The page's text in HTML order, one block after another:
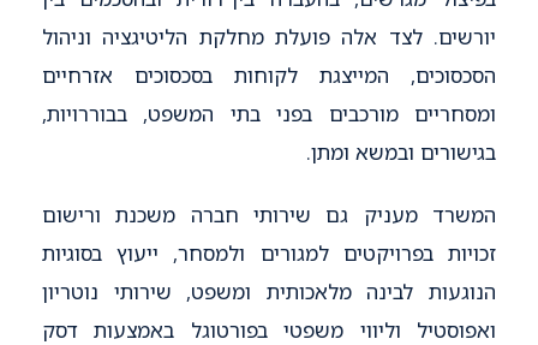
יורשים. לצד אלה פועלת מחלקת הליטיגציה וניהול
הסכסוכים, המייצגת לקוחות בסכסוכים אזרחיים
ומסחריים מורכבים בפני בתי המשפט, בבוררויות,
בגישורים ובמשא ומתן.
המשרד מעניק גם שירותי חברה משכנת ורישום
זכויות בפרויקטים למגורים ולמסחר, ייעוץ בסוגיות
הנוגעות לבינה מלאכותית ומשפט, שירותי נוטריון
ואפוסטיל וליווי משפטי בפורטוגל באמצעות דסק